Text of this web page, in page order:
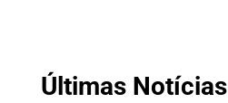
Últimas Notícias